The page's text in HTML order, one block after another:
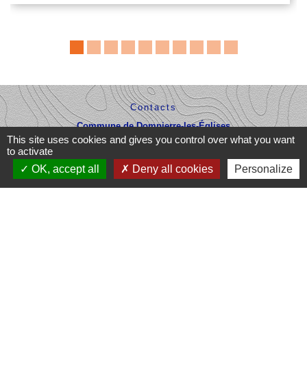
Contacts
Commune de Dompierre-les-Églises
Le Bourg
+33 5 55 68 53 78
nous contacter
This site uses cookies and gives you control over what you want
to activate
OK, accept all
Deny all cookies Personalize